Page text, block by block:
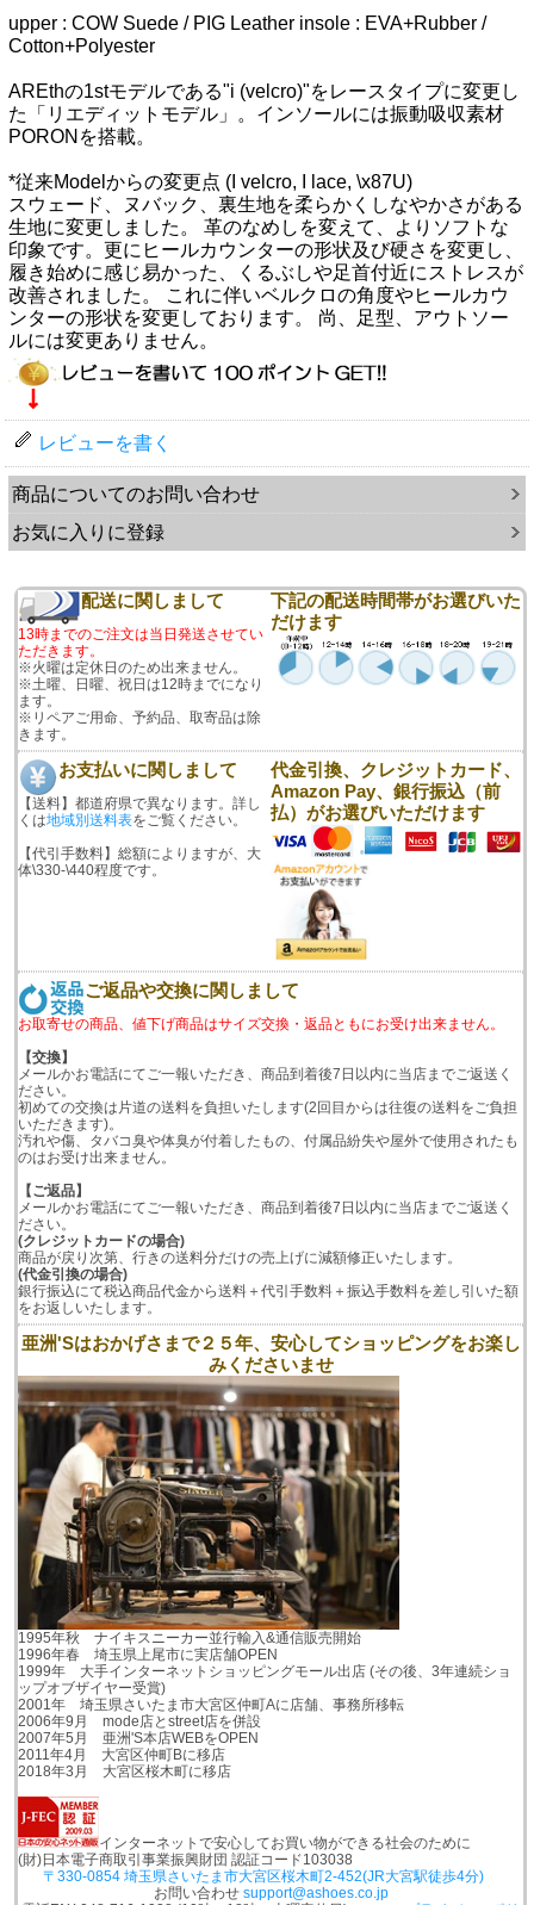
upper : COW Suede / PIG Leather insole : EVA+Rubber /
Cotton+Polyester
AREthの1stモデルである"i (velcro)"をレースタイプに変更し
た「リエディットモデル」。インソールには振動吸収素材
PORONを搭載。
*従来Modelからの変更点 (I velcro, I lace, \x87U)
スウェード、ヌバック、裏生地を柔らかくしなやかさがある
生地に変更しました。 革のなめしを変えて、よりソフトな
印象です。更にヒールカウンターの形状及び硬さを変更し、
履き始めに感じ易かった、くるぶしや足首付近にストレスが
改善されました。 これに伴いベルクロの角度やヒールカウ
ンターの形状を変更しております。 尚、足型、アウトソー
ルには変更ありません。
レビューを書く
商品についてのお問い合わせ
お気に入りに登録
配送に関しまして
13時までのご注文は当日発送させてい
ただきます。
※火曜は定休日のため出来ません。
※土曜、日曜、祝日は12時までになり
ます。
※リペアご用命、予約品、取寄品は除
きます。
下記の配送時間帯がお選びいた
だけます
お支払いに関しまして
【送料】都道府県で異なります。詳し
くは地域別送料表をご覧ください。
【代引手数料】総額によりますが、大
体\330-\440程度です。
代金引換、クレジットカード、
Amazon Pay、銀行振込（前
払）がお選びいただけます
ご返品や交換に関しまして
お取寄せの商品、値下げ商品はサイズ交換・返品ともにお受け出来ません。
【交換】
メールかお電話にてご一報いただき、商品到着後7日以内に当店までご返送く
ださい。
初めての交換は片道の送料を負担いたします(2回目からは往復の送料をご負担
いただきます)。
汚れや傷、タバコ臭や体臭が付着したもの、付属品紛失や屋外で使用されたも
のはお受け出来ません。
【ご返品】
メールかお電話にてご一報いただき、商品到着後7日以内に当店までご返送く
ださい。
(クレジットカードの場合)
商品が戻り次第、行きの送料分だけの売上げに減額修正いたします。
(代金引換の場合)
銀行振込にて税込商品代金から送料＋代引手数料＋振込手数料を差し引いた額
をお返しいたします。
亜洲'Sはおかげさまで２５年、安心してショッピングをお楽し
みくださいませ
1995年秋 ナイキスニーカー並行輸入&通信販売開始
1996年春 埼玉県上尾市に実店舗OPEN
1999年 大手インターネットショッピングモール出店 (その後、3年連続ショ
ップオブザイヤー受賞)
2001年 埼玉県さいたま市大宮区仲町Aに店舗、事務所移転
2006年9月 mode店とstreet店を併設
2007年5月 亜洲'S本店WEBをOPEN
2011年4月 大宮区仲町Bに移店
2018年3月 大宮区桜木町に移店
インターネットで安心してお買い物ができる社会のために
(財)日本電子商取引事業振興財団 認証コード103038
〒330-0854 埼玉県さいたま市大宮区桜木町2-452(JR大宮駅徒歩4分)
お問い合わせ support@ashoes.co.jp